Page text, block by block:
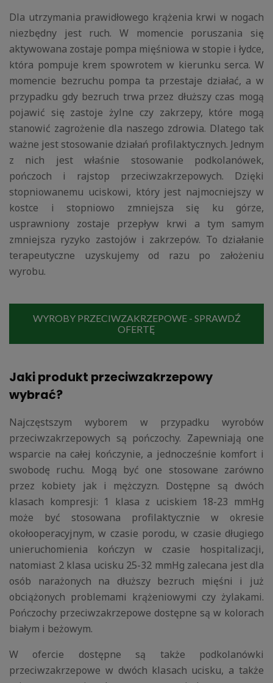
Dla utrzymania prawidłowego krążenia krwi w nogach
niezbędny jest ruch. W momencie poruszania się
aktywowana zostaje pompa mięśniowa w stopie i łydce,
która pompuje krem spowrotem w kierunku serca. W
momencie bezruchu pompa ta przestaje działać, a w
przypadku gdy bezruch trwa przez dłuższy czas mogą
pojawić się zastoje żylne czy zakrzepy, które mogą
stanowić zagrożenie dla naszego zdrowia. Dlatego tak
ważne jest stosowanie działań profilaktycznych. Jednym
z nich jest właśnie stosowanie podkolanówek,
pończoch i rajstop przeciwzakrzepowych. Dzięki
stopniowanemu uciskowi, który jest najmocniejszy w
kostce i stopniowo zmniejsza się ku górze,
usprawniony zostaje przepływ krwi a tym samym
zmniejsza ryzyko zastojów i zakrzepów. To działanie
terapeutyczne uzyskujemy od razu po założeniu
wyrobu.
WYROBY PRZECIWZAKRZEPOWE - SPRAWDŹ
OFERTĘ
Jaki produkt przeciwzakrzepowy
wybrać?
Najczęstszym wyborem w przypadku wyrobów
przeciwzakrzepowych są pończochy. Zapewniają one
wsparcie na całej kończynie, a jednocześnie komfort i
swobodę ruchu. Mogą być one stosowane zarówno
przez kobiety jak i mężczyzn. Dostępne są dwóch
klasach kompresji: 1 klasa z uciskiem 18-23 mmHg
może być stosowana profilaktycznie w okresie
okołooperacyjnym, w czasie porodu, w czasie długiego
unieruchomienia kończyn w czasie hospitalizacji,
natomiast 2 klasa ucisku 25-32 mmHg zalecana jest dla
osób narażonych na dłuższy bezruch mięśni i już
obciążonych problemami krążeniowymi czy żylakami.
Pończochy przeciwzakrzepowe dostępne są w kolorach
białym i beżowym.
W ofercie dostępne są także podkolanówki
przeciwzakrzepowe w dwóch klasach ucisku, a także